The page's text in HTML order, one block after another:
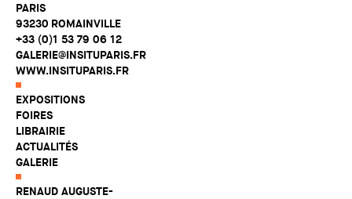
PARIS
93230 ROMAINVILLE
+33 (0)1 53 79 06 12
GALERIE@INSITUPARIS.FR
WWW.INSITUPARIS.FR
EXPOSITIONS
FOIRES
LIBRAIRIE
ACTUALITÉS
GALERIE
RENAUD AUGUSTE-